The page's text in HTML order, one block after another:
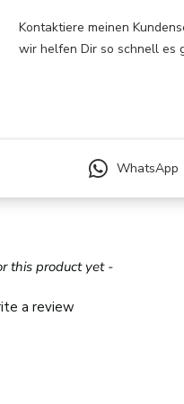
Kontaktiere meinen
wir helfen Dir so schnell es
WhatsApp
this product yet -
a review